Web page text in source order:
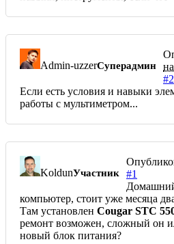
Admin-uzzerСуперадмин
#2
Если есть условия и навыки
работы с мультиметром...
KoldunУчастник
#1
компьютер, стоит уже месяца
Там установлен Cougar STC
ремонт возможен, сложный он
новый блок питания?